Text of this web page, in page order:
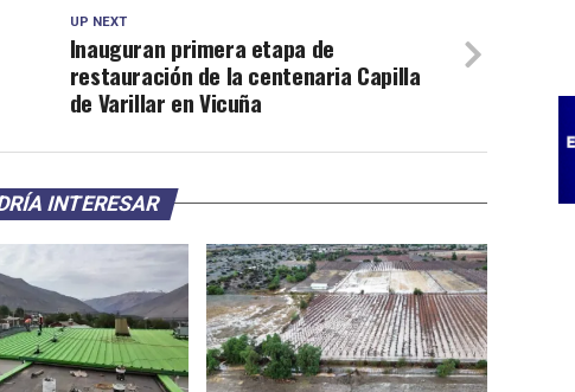
UP NEXT
Inauguran primera etapa de
restauración de la centenaria Capilla
de Varillar en Vicuña
INTERESAR